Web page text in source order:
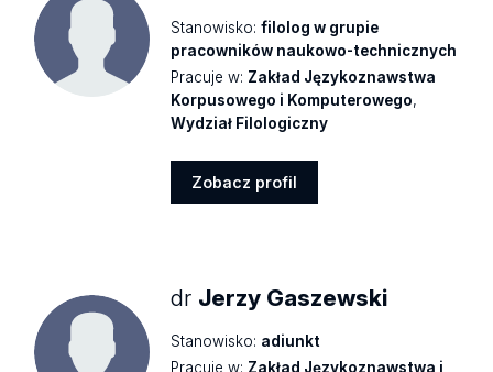
Stanowisko: filolog w grupie
pracowników naukowo-technicznych
Pracuje w: Zakład Językoznawstwa
Korpusowego i Komputerowego,
Wydział Filologiczny
Zobacz profil
dr Jerzy Gaszewski
Stanowisko: adiunkt
Pracuje w: Zakład Językoznawstwa i